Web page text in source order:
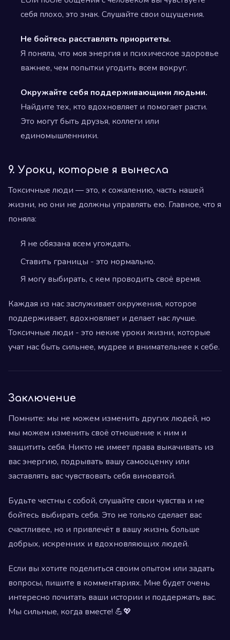
себя плохо, это знак. Слушайте свои ощущения.
Не бойтесь расставлять приоритеты.
Я поняла, что моя энергия и психическое здоровье
важнее, чем попытки угодить всем вокруг.
Окружайте себя поддерживающими людьми.
Найдите тех, кто вдохновляет и помогает расти.
Это могут быть друзья, коллеги или
единомышленники.
9. Уроки, которые я вынесла
Токсичные люди — это, к сожалению, часть нашей
жизни, но они не должны управлять ею. Главное, что я
поняла:
Я не обязана всем угождать.
Ставить границы - это нормально.
Я могу выбирать, с кем проводить своё время.
Каждая из нас заслуживает окружения, которое
поддерживает, вдохновляет и делает нас лучше.
Токсичные люди - это некие уроки жизни, которые
учат нас быть сильнее, мудрее и внимательнее к себе.
Заключение
Помните: мы не можем изменить других людей, но
мы можем изменить своё отношение к ним и
защитить себя. Никто не имеет права выкачивать из
вас энергию, подрывать вашу самооценку или
заставлять вас чувствовать себя виноватой.
Будьте честны с собой, слушайте свои чувства и не
бойтесь выбирать себя. Это не только сделает вас
счастливее, но и привлечёт в вашу жизнь больше
добрых, искренних и вдохновляющих людей.
Если вы хотите поделиться своим опытом или задать
вопросы, пишите в комментариях. Мне будет очень
интересно почитать ваши истории и поддержать вас.
Мы сильные, когда вместе! 💪💖